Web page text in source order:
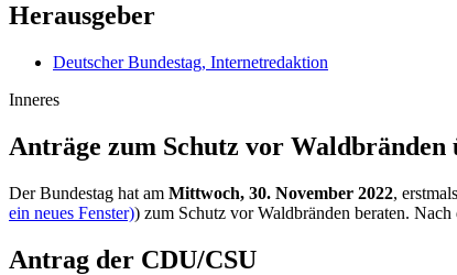
Herausgeber
Deutscher Bundestag, Internetredaktion
Inneres
Anträge zum Schutz vor Waldbränden
Der Bundestag hat am Mittwoch, 30. November 2022,
ein neues Fenster)) zum Schutz vor Waldbränden beraten.
Antrag der CDU/CSU